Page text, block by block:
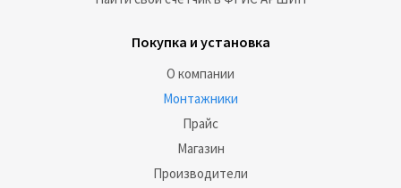
Покупка и установка
О компании
Монтажники
Прайс
Магазин
Производители